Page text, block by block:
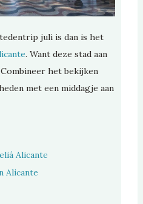
juli is dan is het
. Want deze stad aan
het bekijken
met een middagje aan
Alicante
Alicante